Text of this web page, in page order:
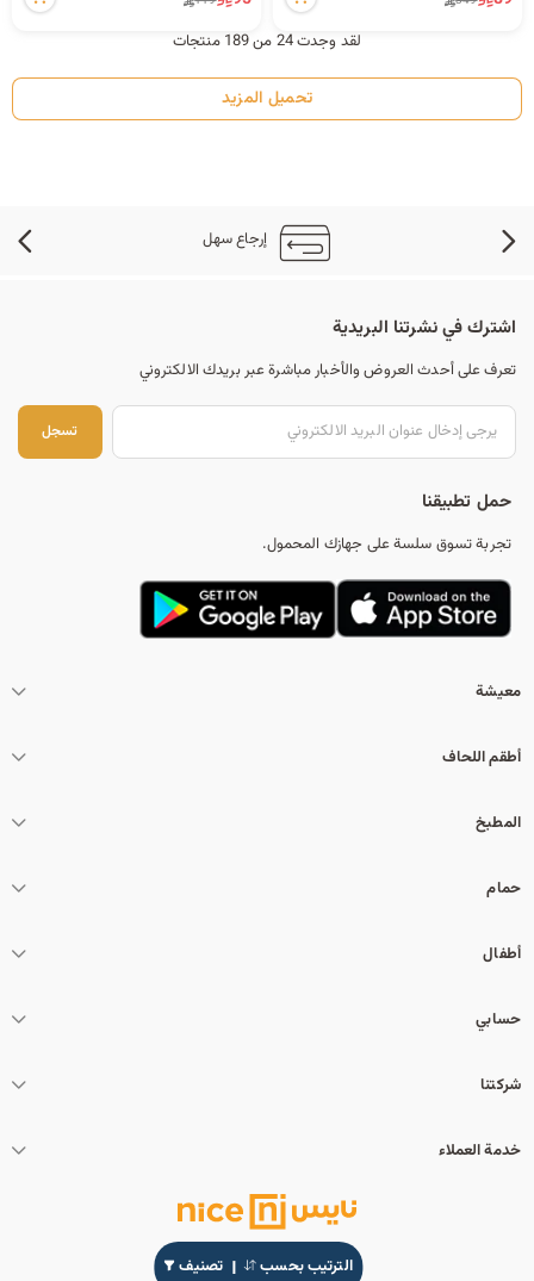
الترتيب بحسب تصنيف
لقد وجدت 24 من 189 منتجات
تحميل المزيد
إرجاع سهل
اشترك في نشرتنا البريدية
تعرف على أحدث العروض والأخبار مباشرة عبر بريدك الالكتروني
تسجل
حمل تطبيقنا
تجربة تسوق سلسة على جهازك المحمول.
معيشة
أطقم اللحاف
المطبخ
حمام
أطفال
حسابي
شركتنا
خدمة العملاء